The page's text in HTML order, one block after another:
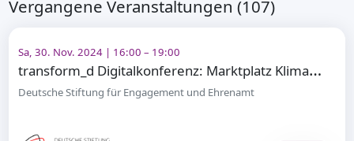
Vergangene Veranstaltungen (107)
Sa, 30. Nov. 2024 | 16:00 – 19:00
t
ransform_d Digitalkonferenz: Marktplatz Klimaschutz
Deutsche Stiftung für Engagement und Ehrenamt